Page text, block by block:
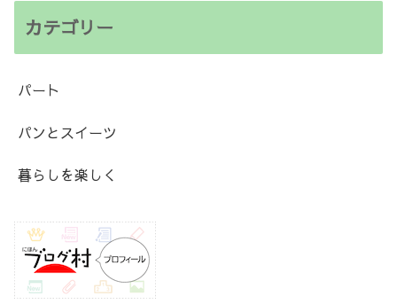
カテゴリー
パート
パンとスイーツ
暮らしを楽しく